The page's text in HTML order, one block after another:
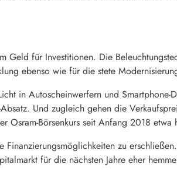
Geld für Investitionen. Die
ebenso wie für die stete
in Autoscheinwerfern und
Und zugleich gehen die
Osram-Börsenkurs seit Anfang 2018 etwa
Finanzierungsmöglichkeiten zu
für die nächsten Jahre eher